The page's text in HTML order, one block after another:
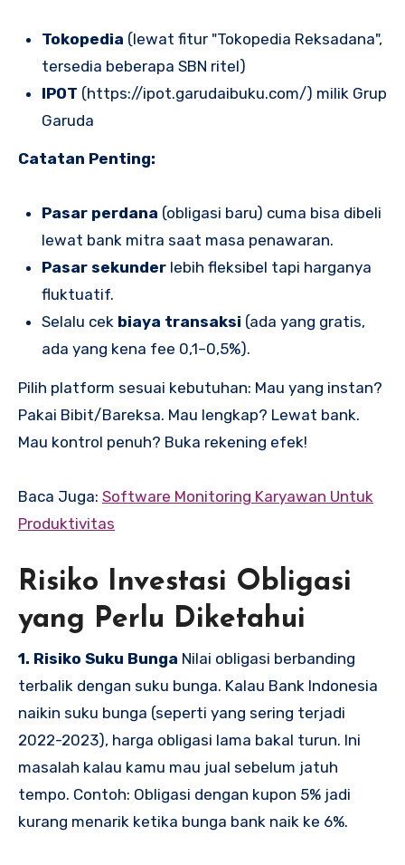
Tokopedia (lewat fitur "Tokopedia Reksadana",
tersedia beberapa SBN ritel)
IPOT (https://ipot.garudaibuku.com/) milik Grup
Garuda
Catatan Penting:
Pasar perdana (obligasi baru) cuma bisa dibeli
lewat bank mitra saat masa penawaran.
Pasar sekunderlebih fleksibel tapi harganya
fluktuatif.
Selalu cek biaya transaksi (ada yang gratis,
ada yang kena fee 0,1–0,5%).
Pilih platform sesuai kebutuhan: Mau yang instan?
Pakai Bibit/Bareksa. Mau lengkap? Lewat bank.
Mau kontrol penuh? Buka rekening efek!
Baca Juga: Software Monitoring Karyawan Untuk
Produktivitas
Risiko Investasi Obligasi
yang Perlu Diketahui
1. Risiko Suku Bunga Nilai obligasi berbanding
terbalik dengan suku bunga. Kalau Bank Indonesia
naikin suku bunga (seperti yang sering terjadi
2022-2023), harga obligasi lama bakal turun. Ini
masalah kalau kamu mau jual sebelum jatuh
tempo. Contoh: Obligasi dengan kupon 5% jadi
kurang menarik ketika bunga bank naik ke 6%.